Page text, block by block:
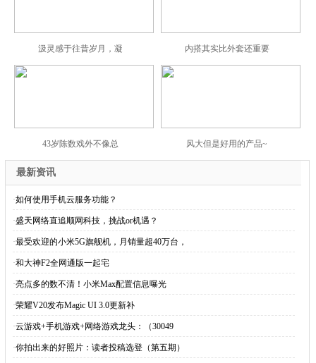
汲灵感于往昔岁月，凝 内搭其实比外套还重要
43岁陈数戏外不像总 风大但是好用的产品~
最新资讯
·如何使用手机云服务功能？
·盛天网络直追顺网科技，挑战or机遇？
·最受欢迎的小米5G旗舰机，月销量超40万台，
·和大神F2全网通版一起宅
·亮点多的数不清！小米Max配置信息曝光
·荣耀V20发布Magic UI 3.0更新补
·云游戏+手机游戏+网络游戏龙头：（30049
·你拍出来的好照片：读者投稿选登（第五期）